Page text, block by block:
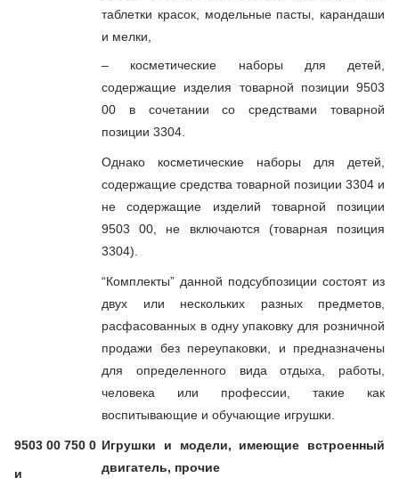
таблетки красок, модельные пасты, карандаши
и мелки,
– косметические наборы для детей,
содержащие изделия товарной позиции 9503
00 в сочетании со средствами товарной
позиции 3304.
Однако косметические наборы для детей,
содержащие средства товарной позиции 3304 и
не содержащие изделий товарной позиции
9503 00, не включаются (товарная позиция
3304).
“Комплекты” данной подсубпозиции состоят из
двух или нескольких разных предметов,
расфасованных в одну упаковку для розничной
продажи без переупаковки, и предназначены
для определенного вида отдыха, работы,
человека или профессии, такие как
воспитывающие и обучающие игрушки.
9503 00 750 0
и
Игрушки и модели, имеющие встроенный
двигатель, прочие